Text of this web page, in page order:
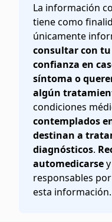
La información
tiene como
únicamente
consultar con
confianza en
síntoma o
algún
condiciones
contemplados
destinan a
diagnósticos.
automedicarse
responsables
esta información.